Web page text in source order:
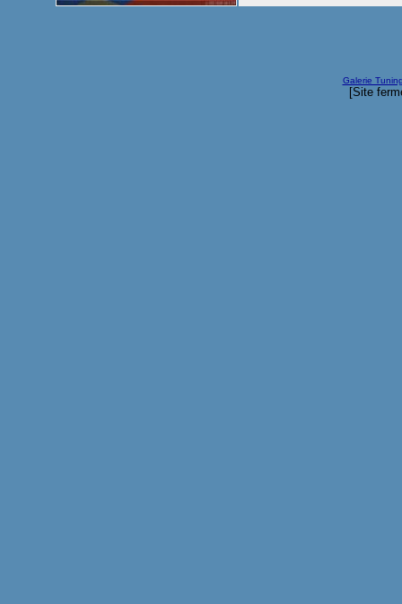
Galerie
[Site